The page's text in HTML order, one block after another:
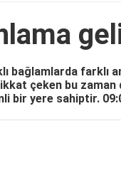
bağlamlarda farklı
çeken bu zaman
bir yere sahiptir.